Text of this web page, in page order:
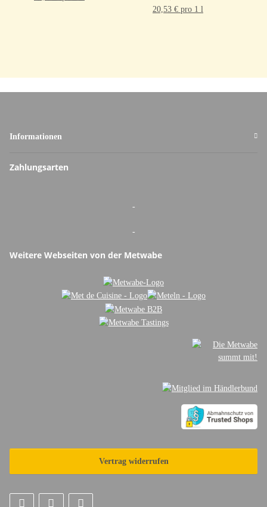
20,53 € pro 1 l
Informationen
Zahlungsarten
-
-
Weitere Webseiten von der Metwabe
Vertrag widerrufen